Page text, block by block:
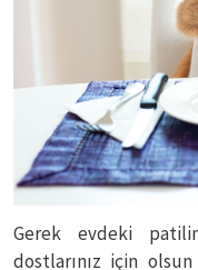
Gerek evdeki
dostlarınız için